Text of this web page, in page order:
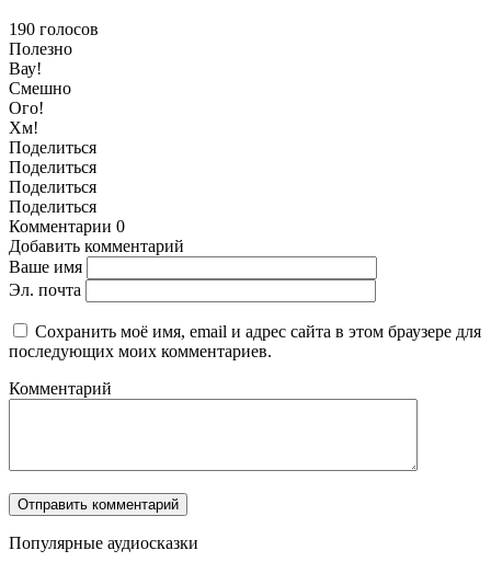
190 голосов
Полезно
Вау!
Смешно
Ого!
Хм!
Поделиться
Поделиться
Поделиться
Поделиться
Комментарии 0
Добавить комментарий
Ваше имя
Эл. почта
Сохранить моё имя, email и адрес сайта в этом браузере для
последующих моих комментариев.
Комментарий
Популярные аудиосказки